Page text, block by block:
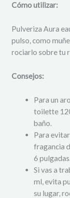
Cómo utilizar:
Pulveriza Aura
pulso, como
rociarlo sobre tu
Consejos:
Para un
toilette
baño.
Para
fragancia
6
Si vas a
ml, evita
su lugar,